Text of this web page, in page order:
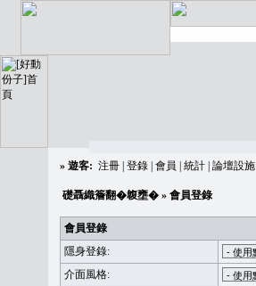
» 遊客: 注冊 登錄 會員 統計 論壇設施
礎聶織簷翻�䪖壅� » 會員登錄
會員登錄
隱身登錄:
介面風格: